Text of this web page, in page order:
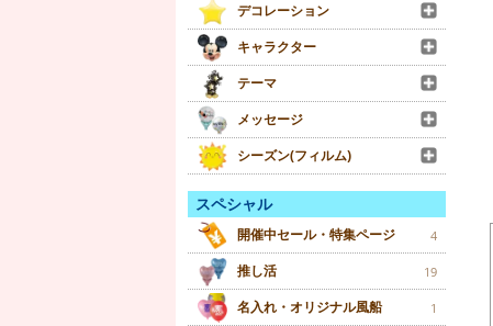
デコレーション
キャラクター
テーマ
メッセージ
シーズン(フィルム)
スペシャル
開催中セール・特集ページ 4
推し活 19
名入れ・オリジナル風船 1